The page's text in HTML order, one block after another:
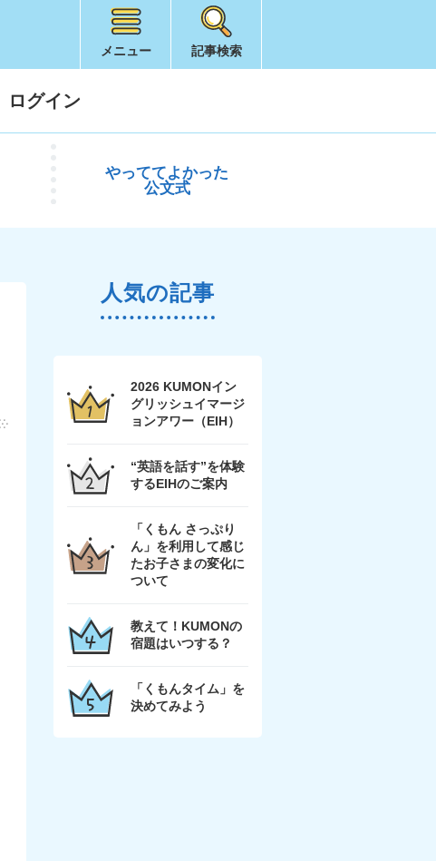
メニュー 記事検索
ログイン
やっててよかった
公文式
人気の記事
2026 KUMONイン
グリッシュイマージ
ョンアワー（EIH）
“英語を話す”を体験
するEIHのご案内
「くもん さっぷり
ん」を利用して感じ
たお子さまの変化に
ついて
教えて！KUMONの
宿題はいつする？
「くもんタイム」を
決めてみよう